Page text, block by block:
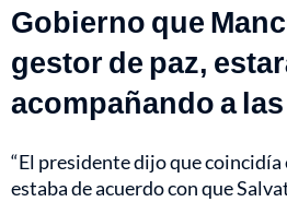
Gobierno que
gestor de paz,
acompañando a
“El presidente dijo que coincidía
estaba de acuerdo con que